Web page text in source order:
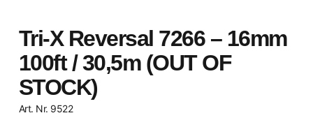
Tri-X Reversal 7266 – 16mm
100ft / 30,5m (OUT OF
STOCK)
Art. Nr. 9522